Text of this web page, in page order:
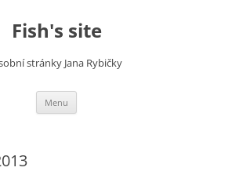
Fish's site
stránky Jana Rybičky
Menu